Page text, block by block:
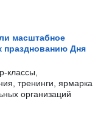
масштабное
празднованию Дня
классы,
тренинги, ярмарка
организаций